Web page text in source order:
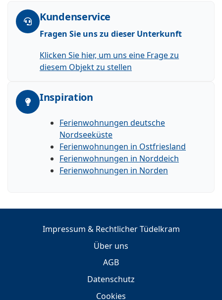
Kundenservice
Fragen Sie uns zu dieser Unterkunft
Klicken Sie hier, um uns eine Frage zu
diesem Objekt zu stellen
Inspiration
Ferienwohnungen deutsche
Nordseeküste
Ferienwohnungen in Ostfriesland
Ferienwohnungen in Norddeich
Ferienwohnungen in Norden
Impressum & Rechtlicher Tüdelkram
Über uns
AGB
Datenschutz
Cookies